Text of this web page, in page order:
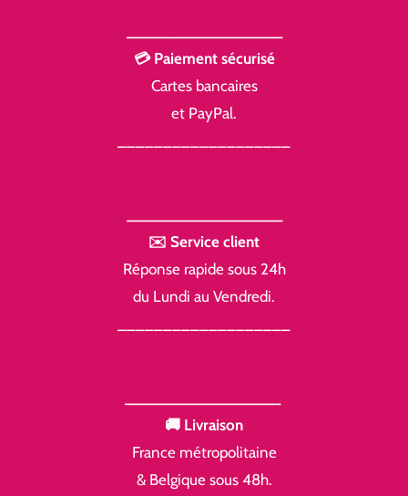
💳 Paiement sécurisé
Cartes bancaires
et PayPal.
✉️ Service client
Réponse rapide sous 24h
du Lundi au Vendredi.
🚚 Livraison
France métropolitaine
& Belgique sous 48h.